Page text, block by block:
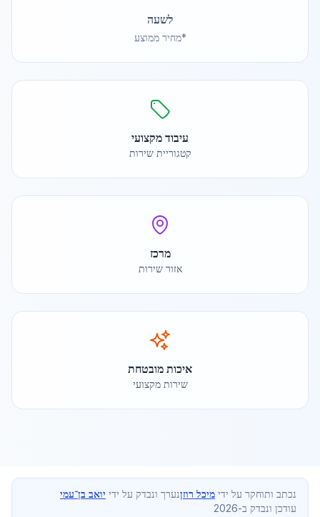
לשעה
*מחיר ממוצע
עיבוד מקצועי
קטגוריית שירות
מרכז
אזור שירות
איכות מובטחת
שירות מקצועי
נכתב ותוחקר על ידי מיכל רוזןנערך ונבדק על ידי יואב בן־עמי
עודכן ונבדק ב-2026